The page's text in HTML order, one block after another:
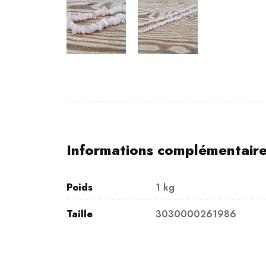
Informations
Poids
1 kg
Taille
3030000261986